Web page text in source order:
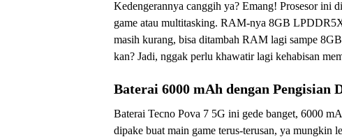
Kedengerannya canggih ya? Emang! Prosesor ini
game atau multitasking. RAM-nya 8GB
masih kurang, bisa ditambah RAM lagi sampe
kan? Jadi, nggak perlu khawatir lagi kehabisan
Baterai 6000 mAh dengan Pengisian
Baterai Tecno Pova 7 5G ini gede banget, 6000
dipake buat main game terus-terusan, ya mungkin